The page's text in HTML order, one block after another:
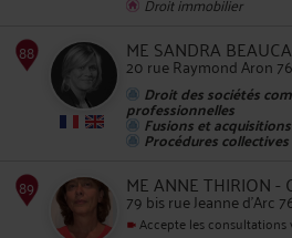
86
87
ME SANDRA
20 rue Raymond Aron
Droit des sociétés
professionnelles
Fusions et acquisitions
Procédures
ME ANNE THIRION -
79 bis rue Jeanne d'Arc
Accepte les consultations